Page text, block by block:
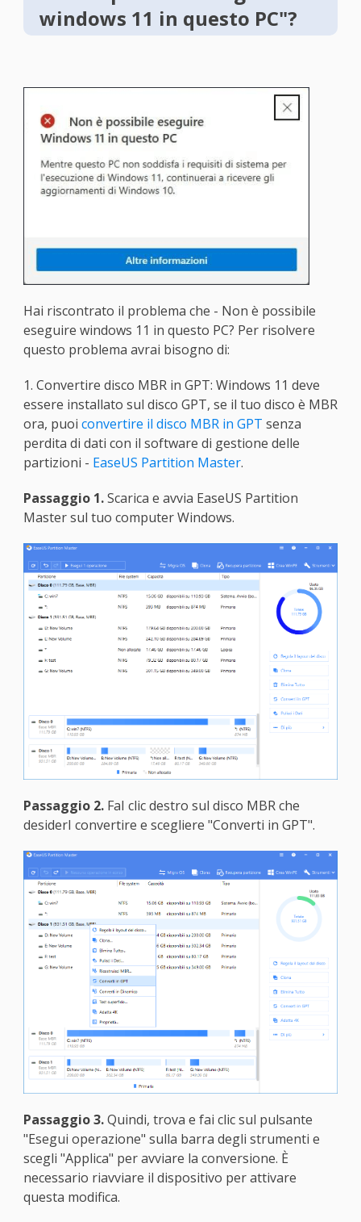
windows 11 in questo PC"?
Hai riscontrato il problema che - Non è possibile
eseguire windows 11 in questo PC? Per risolvere
questo problema avrai bisogno di:
1. Convertire disco MBR in GPT: Windows 11 deve
essere installato sul disco GPT, se il tuo disco è MBR
ora, puoi convertire il disco MBR in GPT senza
perdita di dati con il software di gestione delle
partizioni - EaseUS Partition Master.
Passaggio 1.Scarica e avvia EaseUS Partition
Master sul tuo computer Windows.
Passaggio 2. FaI clic destro sul disco MBR che
desiderI convertire e scegliere "Converti in GPT".
Passaggio 3.Quindi, trova e fai clic sul pulsante
"Esegui operazione" sulla barra degli strumenti e
scegli "Applica" per avviare la conversione. È
necessario riavviare il dispositivo per attivare
questa modifica.